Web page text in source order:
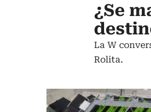
¿Se
La W
Rolita.